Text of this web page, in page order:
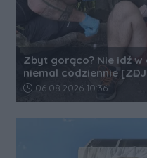
Zbyt gorąco? Nie idź w
niemal codziennie
Data dodania artykułu:
06.08.2026 10:36